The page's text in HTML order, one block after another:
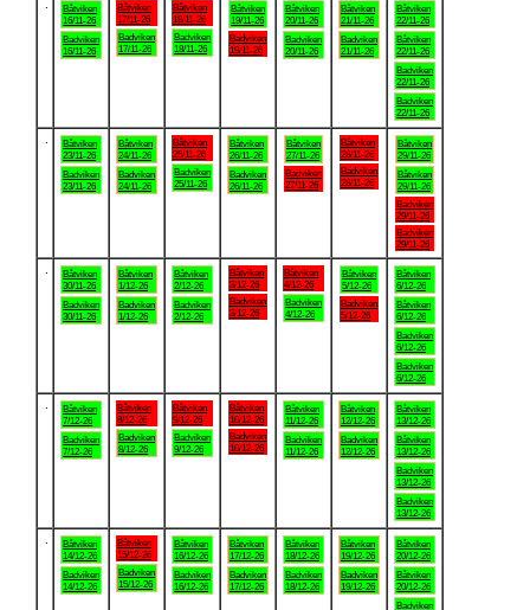
Båtviken
16/11-26
Badviken
16/11-26
Båtviken
17/11-26
Badviken
17/11-26
Båtviken
18/11-26
Badviken
18/11-26
Båtviken
19/11-26
Badviken
19/11-26
Båtviken
20/11-26
Badviken
20/11-26
Båtviken
21/11-26
Badviken
21/11-26
Båtviken
22/11-26
Båtviken
22/11-26
Badviken
22/11-26
Badviken
22/11-26
Båtviken
23/11-26
Badviken
23/11-26
Båtviken
24/11-26
Badviken
24/11-26
Båtviken
25/11-26
Badviken
25/11-26
Båtviken
26/11-26
Badviken
26/11-26
Båtviken
27/11-26
Badviken
27/11-26
Båtviken
28/11-26
Badviken
28/11-26
Båtviken
29/11-26
Båtviken
29/11-26
Badviken
29/11-26
Badviken
29/11-26
Båtviken
30/11-26
Badviken
30/11-26
Båtviken
1/12-26
Badviken
1/12-26
Båtviken
2/12-26
Badviken
2/12-26
Båtviken
3/12-26
Badviken
3/12-26
Båtviken
4/12-26
Badviken
4/12-26
Båtviken
5/12-26
Badviken
5/12-26
Båtviken
6/12-26
Båtviken
6/12-26
Badviken
6/12-26
Badviken
6/12-26
Båtviken
7/12-26
Badviken
7/12-26
Båtviken
8/12-26
Badviken
8/12-26
Båtviken
9/12-26
Badviken
9/12-26
Båtviken
10/12-26
Badviken
10/12-26
Båtviken
11/12-26
Badviken
11/12-26
Båtviken
12/12-26
Badviken
12/12-26
Båtviken
13/12-26
Båtviken
13/12-26
Badviken
13/12-26
Badviken
13/12-26
Båtviken
14/12-26
Badviken
14/12-26
Båtviken
15/12-26
Badviken
15/12-26
Båtviken
16/12-26
Badviken
16/12-26
Båtviken
17/12-26
Badviken
17/12-26
Båtviken
18/12-26
Badviken
18/12-26
Båtviken
19/12-26
Badviken
19/12-26
Båtviken
20/12-26
Båtviken
20/12-26
Badviken